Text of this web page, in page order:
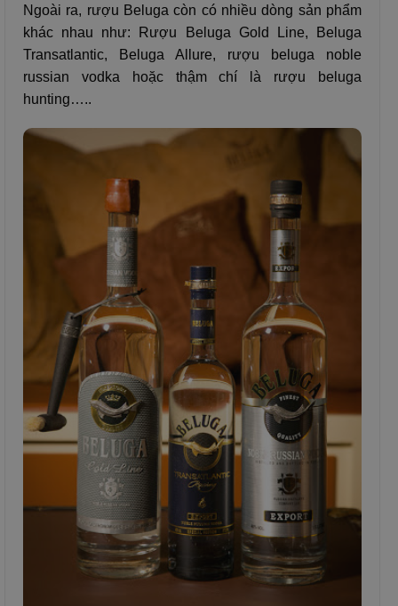
Ngoài ra, rượu Beluga còn có nhiều dòng sản phẩm
khác nhau như: Rượu Beluga Gold Line, Beluga
Transatlantic, Beluga Allure, rượu beluga noble
russian vodka hoặc thậm chí là rượu beluga
hunting…..